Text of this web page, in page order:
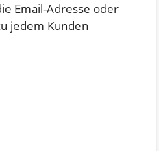
Email-Adresse oder
jedem Kunden